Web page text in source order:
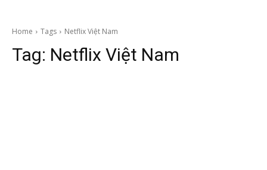
Home Tags Netflix Việt Nam
Tag: Netflix Việt Nam